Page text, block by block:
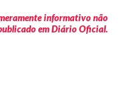
informativo não
em Diário Oficial.